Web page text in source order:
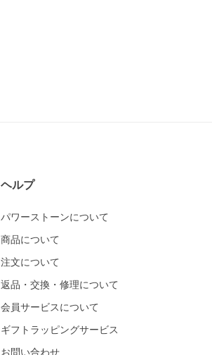
ヘルプ
パワーストーンについて
商品について
注文について
返品・交換・修理について
会員サービスについて
ギフトラッピングサービス
お問い合わせ